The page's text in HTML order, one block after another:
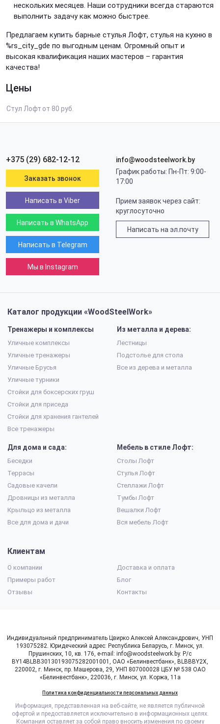
нескольких месяцев. Наши сотрудники всегда стараются
выполнить задачу как можно быстрее.
Предлагаем купить барные стулья Лофт, стулья на кухню в
%rs_city_gde по выгодным ценам. Огромный опыт и
высокая квалификация наших мастеров – гарантия
качества!
Цены
Стул Лофт от 80 руб.
+375 (29) 682-12-12
Заказать звонок
Написать в Viber
Написать в WhatsApp
Написать в Telegram
Мы в Instagram
info@woodsteelwork.by
График работы: Пн-Пт: 9:00-
17:00
Прием заявок через сайт:
круглосуточно
Написать на эл.почту
Каталог продукции «WoodSteelWork»
Тренажеры и комплексы
Уличные комплексы
Уличные тренажеры
Уличные Брусья
Уличные турники
Стойки для боксерских груш
Стойки для приседа
Стойки для хранения гантелей
Все тренажеры
Из металла и дерева:
Лестницы
Подстолье для стола
Все из дерева и металла
Для дома и сада:
Беседки
Террасы
Садовые качели
Дровницы из металла
Крыльцо из металла
Все для дома и дачи
Мебель в стиле Лофт:
Столы Лофт
Стулья Лофт
Стеллажи Лофт
Тумбы Лофт
Вешалки Лофт
Вся мебель Лофт
Клиентам
О компании
Доставка и оплата
Примеры работ
Блог
Отзывы
Контакты
Индивидуальный предприниматель Цвирко Алексей Александрович, УНП
193075282. Юридеческий адрес: Республика Беларусь, г. Минск, ул.
Прушинских, 10, кв. 176, e-mail: info@woodsteelwork.by. Р/с
BY14BLBB30130193075282001001, ОАО «Белинвестбанк», BLBBBY2X,
220002, г. Минск, пр. Машерова, 29, УНП 807000028 ЦБУ № 538 ОАО
«Белинвестбанк», 220036, г. Минск, ул. Коржа, 11а
Политика конфиденциальности персональных данных
Информация, представленная на веб-сайте, не является публичной
офертой и предоставляется исключительно в информационных целях.
Компания оставляет за собой право вносить изменения по своему